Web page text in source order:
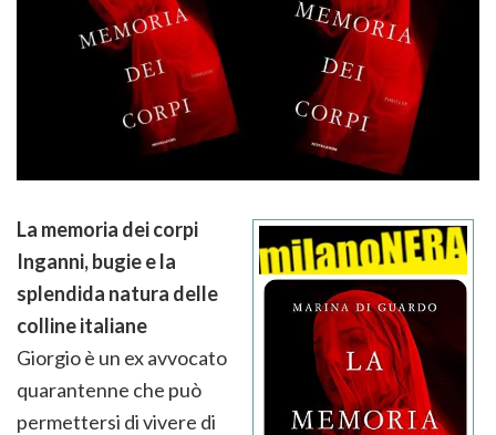
La memoria dei corpi
Inganni, bugie e la
splendida natura delle
colline italiane
Giorgio è un ex avvocato
quarantenne che può
permettersi di vivere di